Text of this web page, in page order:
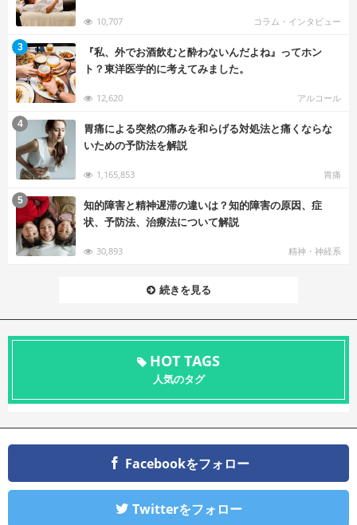
10,707 コラム・インタビュー
『私、外でお酒飲むと酔わないんだよね』ってホン
ト？東洋医学的に考えてみました。
12,620 アルコール
3
胃痛による突然の痛みを和らげる対処法と痛くならな
いための予防法を解説
1,165,853 胃痛
4
知的障害と精神遅滞の違いは？知的障害の原因、症
状、予防法、治療法について解説
30,893 精神・神経系
5
続きを見る
HOT TAGS
人気のタグ
Facebookをフォロー
Twitterをフォロー